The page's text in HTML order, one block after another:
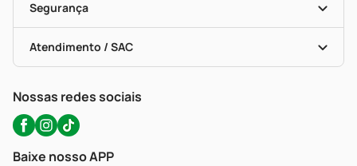
Formas De Pagamento
Troca E Devolução
Bulas De A A Z
Políticas De Marketplace
Serviços Farmacêuticos
Testes Rápidos
Autoteste Covid-19
Segurança
Certificado De Segurança
Portal Da Privacidade
Atendimento / SAC
WhatsApp (47) 9202-1687
Nossas redes sociais
Baixe nosso APP